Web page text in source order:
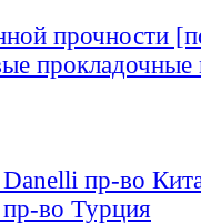
прочности
прокладочные
пр-во
во Турция